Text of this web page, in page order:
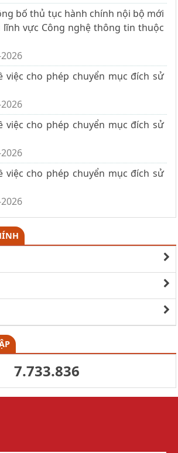
bố thủ tục hành chính nội bộ mới
vực Công nghệ thông tin thuộc
việc cho phép chuyển mục đích sử
việc cho phép chuyển mục đích sử
việc cho phép chuyển mục đích sử
7.733.836